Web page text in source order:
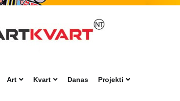
Art Kvart Danas Projekti